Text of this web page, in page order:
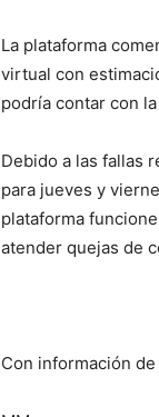
La plataforma
virtual con
podría contar con
Debido a las fallas
para jueves y
plataforma
atender quejas de
Con información